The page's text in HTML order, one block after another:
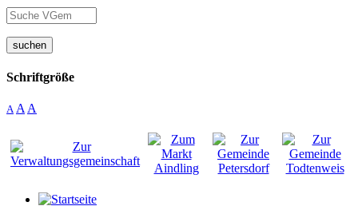
suchen
Schriftgröße
A A A